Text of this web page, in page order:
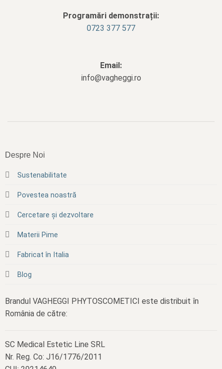
Programări demonstrații:
0723 377 577
Email:
info@vagheggi.ro
Despre Noi
Sustenabilitate
Povestea noastră
Cercetare și dezvoltare
Materii Pime
Fabricat în Italia
Blog
Brandul VAGHEGGI PHYTOSCOMETICI este distribuit în
România de către:
SC Medical Estetic Line SRL
Nr. Reg. Co: J16/1776/2011